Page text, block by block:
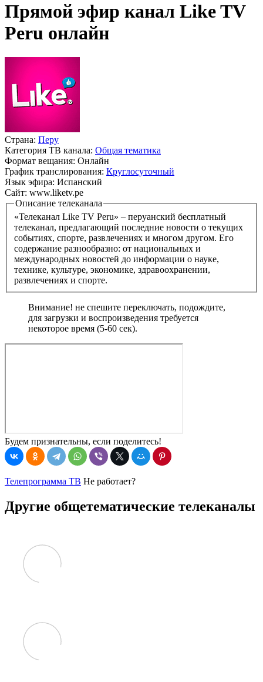
Прямой эфир канал Like TV
Peru онлайн
Страна: Перу
Категория ТВ канала: Общая тематика
Формат вещания: Онлайн
График транслирования: Круглосуточный
Язык эфира: Испанский
Сайт: www.liketv.pe
Описание телеканала
«Телеканал Like TV Peru» – перуанский бесплатный
телеканал, предлагающий последние новости о текущих
событиях, спорте, развлечениях и многом другом. Его
содержание разнообразно: от национальных и
международных новостей до информации о науке,
технике, культуре, экономике, здравоохранении,
развлечениях и спорте.
Внимание! не спешите переключать, подождите,
для загрузки и воспроизведения требуется
некоторое время (5-60 сек).
Будем признательны, если поделитесь!
Телепрограмма ТВ Не работает?
Другие общетематические телеканалы